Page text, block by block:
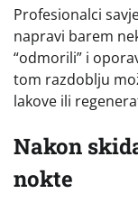
Profesionalci
napravi barem
“odmorili” i
tom razdoblju
lakove ili
Nakon
nokte